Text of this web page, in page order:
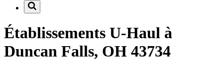
Établissements U-Haul à
Duncan Falls, OH 43734